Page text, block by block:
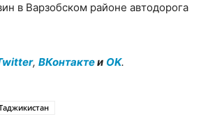
в Варзобском районе автодорога
, ВКонтактеи OK.